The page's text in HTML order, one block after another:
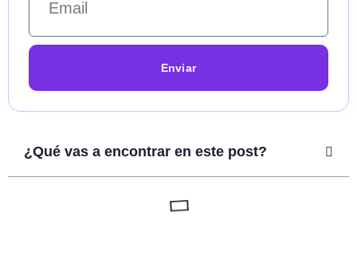
Enviar
¿Qué vas a encontrar en este post?